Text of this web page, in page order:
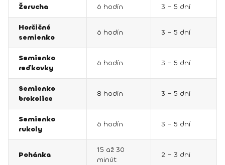
Žerucha 6 hodín 3 – 5 dní
Horčičné
semienko
6 hodín 3 – 5 dní
Semienko
reďkovky
6 hodín 3 – 5 dní
Semienko
brokolice
8 hodín 3 – 5 dní
Semienko
rukoly
6 hodín 3 – 5 dní
Pohánka
15 až 30
minút
2 – 3 dni